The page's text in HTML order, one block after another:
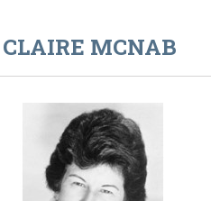
CLAIRE MCNAB